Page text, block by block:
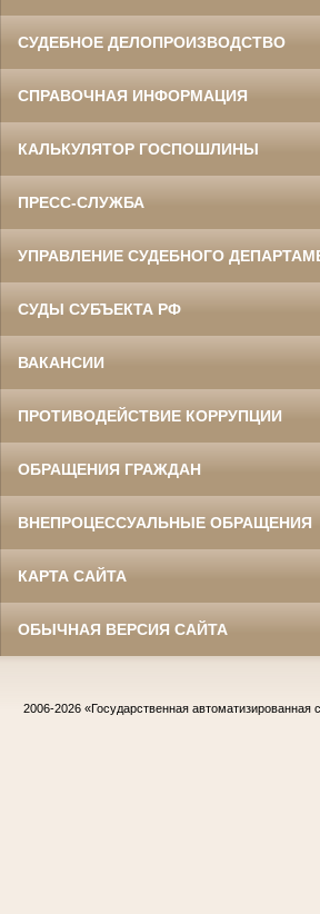
СУДЕБНОЕ ДЕЛОПРОИЗВОДСТВО
СПРАВОЧНАЯ ИНФОРМАЦИЯ
КАЛЬКУЛЯТОР ГОСПОШЛИНЫ
ПРЕСС-СЛУЖБА
УПРАВЛЕНИЕ СУДЕБНОГО
СУДЫ СУБЪЕКТА РФ
ВАКАНСИИ
ПРОТИВОДЕЙСТВИЕ КОРРУПЦИИ
ОБРАЩЕНИЯ ГРАЖДАН
ВНЕПРОЦЕССУАЛЬНЫЕ ОБРАЩЕНИЯ
КАРТА САЙТА
ОБЫЧНАЯ ВЕРСИЯ САЙТА
2006-2026 «Государственная